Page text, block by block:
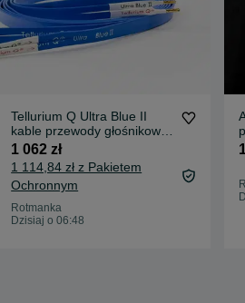
Tellurium Q Ultra Blue II
kable przewody głośnikowe
2x2,5m nowe
1 062 zł
1 114,84 zł z Pakietem
Ochronnym
Rotmanka
Dzisiaj o 06:48